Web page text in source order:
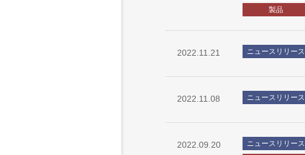
製品
2022.11.21 ニュースリリース
2022.11.08 ニュースリリース
2022.09.20
ニュースリリース